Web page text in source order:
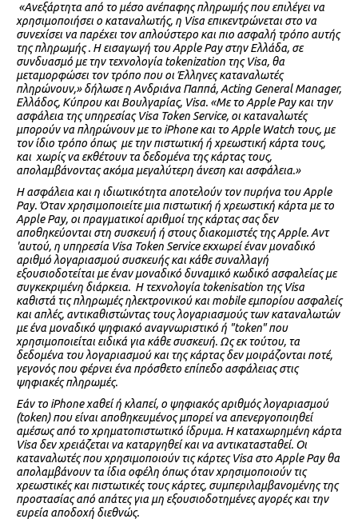
«Ανεξάρτητα από το μέσο ανέπαφης πληρωμής που επιλέγει να
χρησιμοποιήσει ο καταναλωτής, η Visa επικεντρώνεται στο να
συνεχίσει να παρέχει τον απλούστερο και πιο ασφαλή τρόπο αυτής
της πληρωμής . Η εισαγωγή του Apple Pay στην Ελλάδα, σε
συνδυασμό με την τεχνολογία tokenization της Visa, θα
μεταμορφώσει τον τρόπο που οι Έλληνες καταναλωτές
πληρώνουν,» δήλωσε η Ανδριάνα Παππά, Acting General Manager,
Ελλάδος, Κύπρου και Βουλγαρίας, Visa. «Με το Apple Pay και την
ασφάλεια της υπηρεσίας Visa Token Service, οι καταναλωτές
μπορούν να πληρώνουν με το iPhone και το Apple Watch τους, με
τον ίδιο τρόπο όπως με την πιστωτική ή χρεωστική κάρτα τους,
και χωρίς να εκθέτουν τα δεδομένα της κάρτας τους,
απολαμβάνοντας ακόμα μεγαλύτερη άνεση και ασφάλεια.»
Η ασφάλεια και η ιδιωτικότητα αποτελούν τον πυρήνα του Apple
Pay. Όταν χρησιμοποιείτε μια πιστωτική ή χρεωστική κάρτα με το
Apple Pay, οι πραγματικοί αριθμοί της κάρτας σας δεν
αποθηκεύονται στη συσκευή ή στους διακομιστές της Apple. Αντ
'αυτού, η υπηρεσία Visa Token Service εκχωρεί έναν μοναδικό
αριθμό λογαριασμού συσκευής και κάθε συναλλαγή
εξουσιοδοτείται με έναν μοναδικό δυναμικό κωδικό ασφαλείας με
συγκεκριμένη διάρκεια. Η τεχνολογία tokenisation της Visa
καθιστά τις πληρωμές ηλεκτρονικού και mobile εμπορίου ασφαλείς
και απλές, αντικαθιστώντας τους λογαριασμούς των καταναλωτών
με ένα μοναδικό ψηφιακό αναγνωριστικό ή "token" που
χρησιμοποιείται ειδικά για κάθε συσκευή. Ως εκ τούτου, τα
δεδομένα του λογαριασμού και της κάρτας δεν μοιράζονται ποτέ,
γεγονός που φέρνει ένα πρόσθετο επίπεδο ασφάλειας στις
ψηφιακές πληρωμές.
Εάν το iPhone χαθεί ή κλαπεί, ο ψηφιακός αριθμός λογαριασμού
(token) που είναι αποθηκευμένος μπορεί να απενεργοποιηθεί
αμέσως από το χρηματοπιστωτικό ίδρυμα. Η καταχωρημένη κάρτα
Visa δεν χρειάζεται να καταργηθεί και να αντικατασταθεί. Οι
καταναλωτές που χρησιμοποιούν τις κάρτες Visa στο Apple Pay θα
απολαμβάνουν τα ίδια οφέλη όπως όταν χρησιμοποιούν τις
χρεωστικές και πιστωτικές τους κάρτες, συμπεριλαμβανομένης της
προστασίας από απάτες για μη εξουσιοδοτημένες αγορές και την
ευρεία αποδοχή διεθνώς.